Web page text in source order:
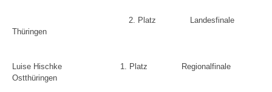
2. Platz
Landesfinale
Thüringen
Luise Hischke 1. Platz
Regionalfinale
Ostthüringen